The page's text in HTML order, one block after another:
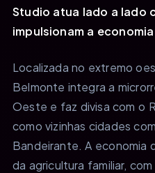
Studio atua lado a lado
impulsionam a
Localizada no extremo
Belmonte integra a
Oeste e faz divisa com o
como vizinhas cidades
Bandeirante. A economia
da agricultura familiar,